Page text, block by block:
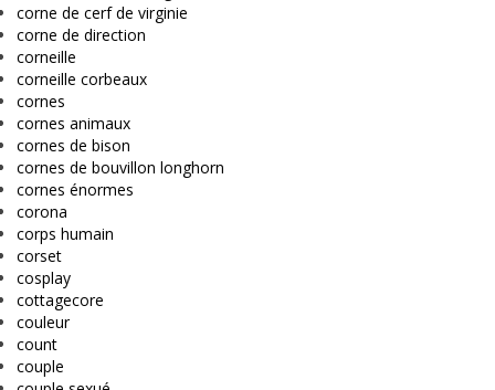
corne de cerf de virginie
corne de direction
corneille
corneille corbeaux
cornes
cornes animaux
cornes de bison
cornes de bouvillon longhorn
cornes énormes
corona
corps humain
corset
cosplay
cottagecore
couleur
count
couple